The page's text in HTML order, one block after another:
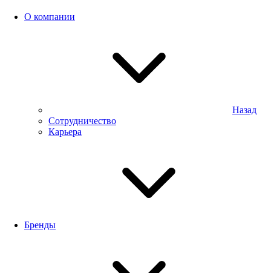
О компании
Назад
Сотрудничество
Карьера
Бренды